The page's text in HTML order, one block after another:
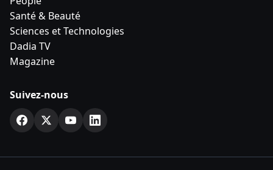
Santé & Beauté
Sciences et Technologies
Dadia TV
Magazine
Suivez-nous